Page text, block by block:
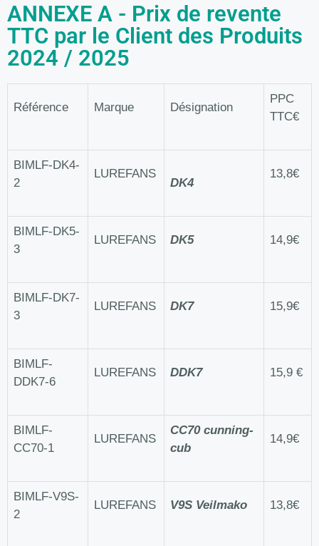
ANNEXE A - Prix de revente
TTC par le Client des Produits
2024 / 2025
Référence Marque Désignation
PPC
TTC€
BIMLF-DK4-
2
LUREFANS
DK4
13,8€
BIMLF-DK5-
3
LUREFANS DK5 14,9€
BIMLF-DK7-
3
LUREFANS DK7 15,9€
BIMLF-
DDK7-6
LUREFANS DDK7 15,9 €
BIMLF-
CC70-1
LUREFANS
CC70 cunning-
cub
14,9€
BIMLF-V9S-
2
LUREFANS V9S Veilmako 13,8€